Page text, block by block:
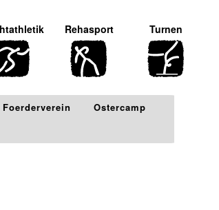
Rehasport Turnen
Foerderverein
Ostercamp